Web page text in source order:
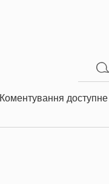
Коментування доступне